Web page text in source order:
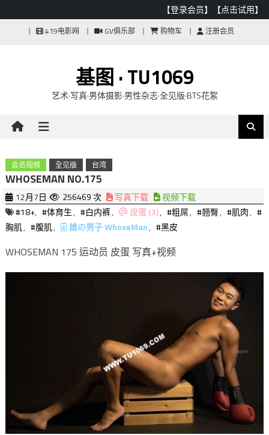
【登录会员】 【点击试用】
419电影网 GV俱乐部 购物车 注册会员
基图 · TU1069
艺术·写真·男体摄影·男性杂志·全见版·BTS花絮
会员视频 全见版 台湾
WHOSEMAN NO.175
12月7日 256469 次 写真下载
视频下载
#18+, #体育生, #白内裤, 皮蛋 (3), #粗屌, #翘臀, #肌肉, #
胸肌, #腹肌, 誰の男子 WhoseMan, #黑皮
WHOSEMAN 175 运动员 皮蛋 写真+视频